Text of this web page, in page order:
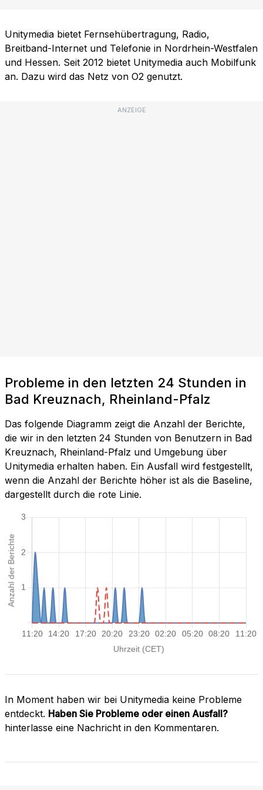
Unitymedia bietet Fernsehübertragung, Radio,
Breitband-Internet und Telefonie in Nordrhein-Westfalen
und Hessen. Seit 2012 bietet Unitymedia auch Mobilfunk
an. Dazu wird das Netz von O2 genutzt.
ANZEIGE
Probleme in den letzten 24 Stunden in
Bad Kreuznach, Rheinland-Pfalz
Das folgende Diagramm zeigt die Anzahl der Berichte,
die wir in den letzten 24 Stunden von Benutzern in Bad
Kreuznach, Rheinland-Pfalz und Umgebung über
Unitymedia erhalten haben. Ein Ausfall wird festgestellt,
wenn die Anzahl der Berichte höher ist als die Baseline,
dargestellt durch die rote Linie.
In Moment haben wir bei Unitymedia keine Probleme
entdeckt. Haben Sie Probleme oder einen Ausfall?
hinterlasse eine Nachricht in den Kommentaren.